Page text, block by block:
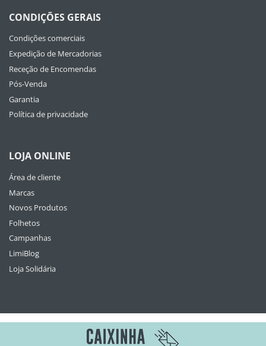
CONDIÇÕES GERAIS
Condições comerciais
Expedição de Mercadorias
Receção de Encomendas
Pós-Venda
Garantia
Política de privacidade
LOJA ONLINE
Área de cliente
Marcas
Novos Produtos
Folhetos
Campanhas
LimiBlog
Loja Solidária